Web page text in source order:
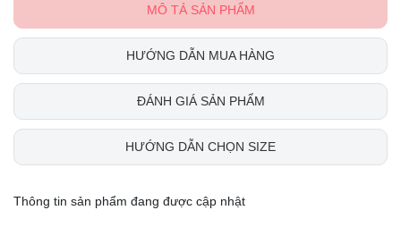
MÔ TẢ SẢN PHẨM
HƯỚNG DẪN MUA HÀNG
ĐÁNH GIÁ SẢN PHẨM
HƯỚNG DẪN CHỌN SIZE
Thông tin sản phẩm đang được cập nhật